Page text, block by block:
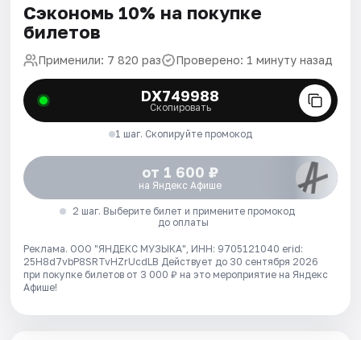
Сэкономь 10% на покупке
билетов
Применили: 7 820 раз Проверено: 1 минуту назад
DX749988
Скопировать
1 шаг. Скопируйте промокод
от 1 600 ₽
на Яндекс Афише
2 шаг. Выберите билет и примените промокод
до оплаты
Реклама. ООО "ЯНДЕКС МУЗЫКА", ИНН: 9705121040 erid:
25H8d7vbP8SRTvHZrUcdLB Действует до 30 сентября 2026
при покупке билетов от 3 000 ₽ на это мероприятие на Яндекс
Афише!